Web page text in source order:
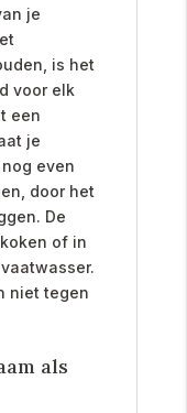
je
is het
voor elk
een
je
even
door het
De
of in
niet tegen
als